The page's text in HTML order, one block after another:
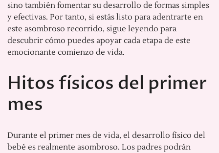
sino también fomentar su desarrollo de formas simples
y efectivas. Por tanto, si estás listo para adentrarte en
este asombroso recorrido, sigue leyendo para
descubrir cómo puedes apoyar cada etapa de este
emocionante comienzo de vida.
Hitos físicos del primer
mes
Durante el primer mes de vida, el desarrollo físico del
bebé es realmente asombroso. Los padres podrán